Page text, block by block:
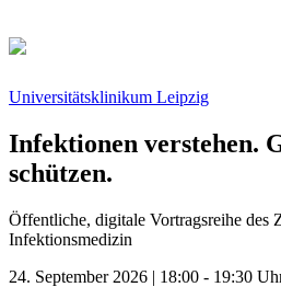
Universitätsklinikum Leipzig
Infektionen verstehen.
schützen.
Öffentliche, digitale Vortragsreihe des
Infektionsmedizin
24. September 2026 | 18:00 - 19:30